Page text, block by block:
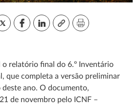
o relatório final do 6.º Inventário
que completa a versão preliminar
deste ano. O documento,
de novembro pelo ICNF –